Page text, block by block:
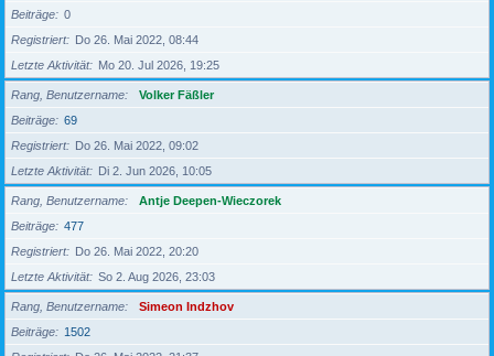
Beiträge
0
Registriert
Do 26. Mai 2022, 08:44
Letzte Aktivität
Mo 20. Jul 2026, 19:25
Rang, Benutzername
Volker Fäßler
Beiträge
69
Registriert
Do 26. Mai 2022, 09:02
Letzte Aktivität
Di 2. Jun 2026, 10:05
Rang, Benutzername
Antje Deepen-Wieczorek
Beiträge
477
Registriert
Do 26. Mai 2022, 20:20
Letzte Aktivität
So 2. Aug 2026, 23:03
Rang, Benutzername
Simeon Indzhov
Beiträge
1502